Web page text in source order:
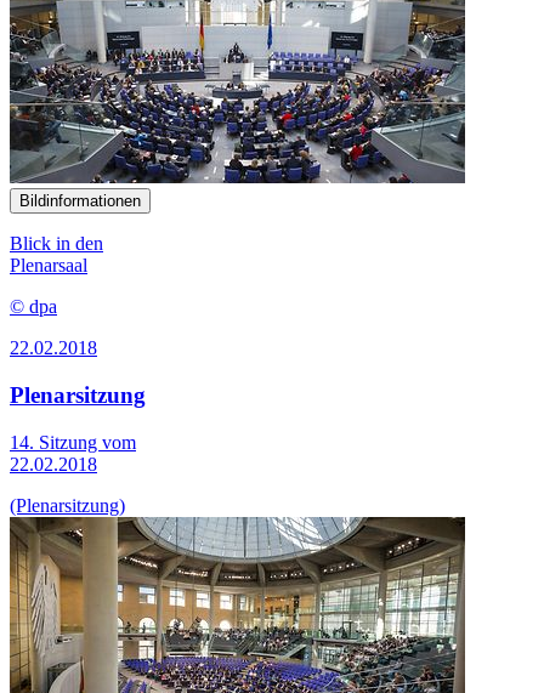
Bildinformationen
Blick in den
Plenarsaal
© dpa
22.02.2018
Plenarsitzung
14. Sitzung vom
22.02.2018
(Plenarsitzung)